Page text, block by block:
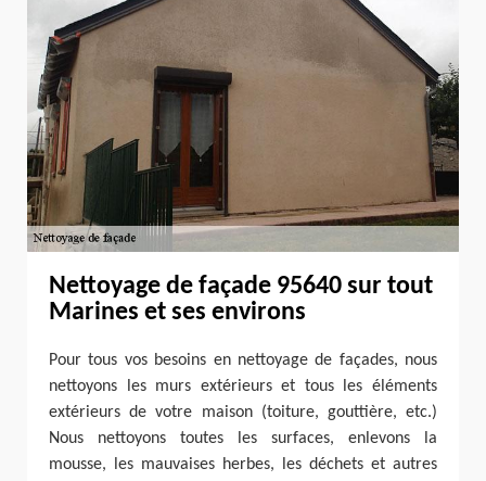
Nettoyage de façade 95640 sur tout
Marines et ses environs
Pour tous vos besoins en nettoyage de façades, nous
nettoyons les murs extérieurs et tous les éléments
extérieurs de votre maison (toiture, gouttière, etc.)
Nous nettoyons toutes les surfaces, enlevons la
mousse, les mauvaises herbes, les déchets et autres